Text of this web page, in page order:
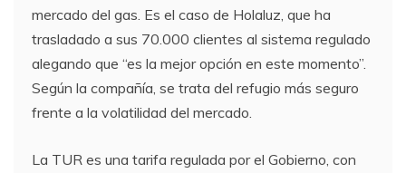
mercado del gas. Es el caso de Holaluz, que ha
trasladado a sus 70.000 clientes al sistema regulado
alegando que “es la mejor opción en este momento”.
Según la compañía, se trata del refugio más seguro
frente a la volatilidad del mercado.
La TUR es una tarifa regulada por el Gobierno, con